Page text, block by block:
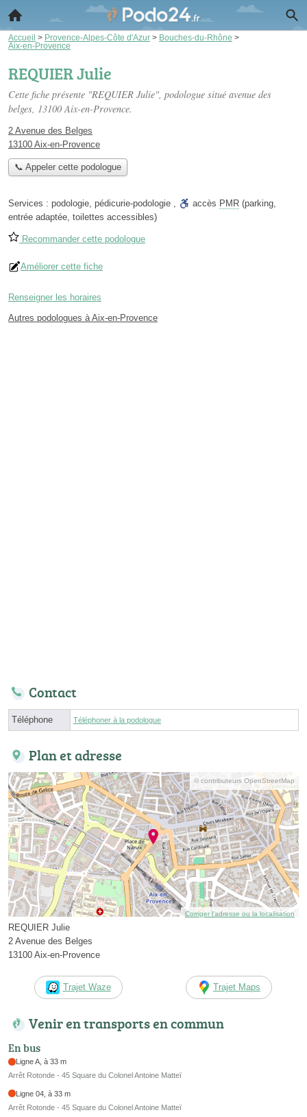
Accueil > Provence-Alpes-Côte d'Azur > Bouches-du-Rhône >
Aix-en-Provence
REQUIER Julie
Cette fiche présente "REQUIER Julie", podologue situé avenue des
belges, 13100 Aix-en-Provence.
2 Avenue des Belges
13100 Aix-en-Provence
📞 Appeler cette podologue
Services : podologie, pédicurie-podologie , accès PMR (parking,
entrée adaptée, toilettes accessibles)
Recommander cette podologue
Améliorer cette fiche
Renseigner les horaires
Autres podologues à Aix-en-Provence
Contact
Téléphone Téléphoner à la podologue
Plan et adresse
© contributeurs OpenStreetMap
Corriger l’adresse ou la localisation
REQUIER Julie
2 Avenue des Belges
13100 Aix-en-Provence
Trajet Waze Trajet Maps
Venir en transports en commun
En bus
Ligne A, à 33 m
Arrêt Rotonde - 45 Square du Colonel Antoine Matteï
Ligne 04, à 33 m
Arrêt Rotonde - 45 Square du Colonel Antoine Matteï